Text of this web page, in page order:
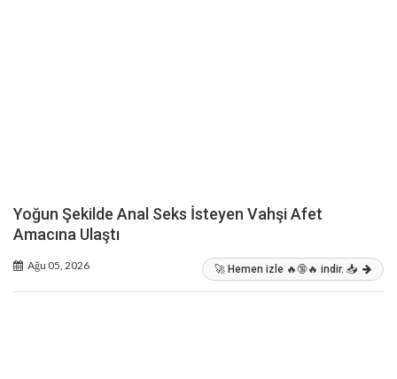
Yoğun Şekilde Anal Seks İsteyen Vahşi Afet
Amacına Ulaştı
Ağu 05, 2026 🚀 Hemen izle 🔥🔞🔥 indir. 📥